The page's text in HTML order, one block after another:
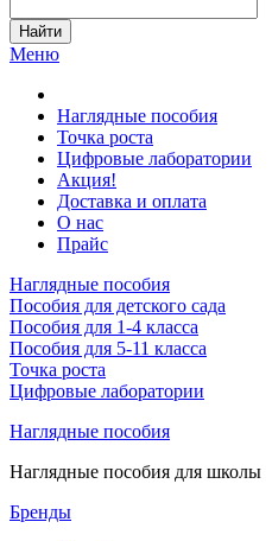
Меню
Наглядные пособия
Точка роста
Цифровые лаборатории
Акция!
Доставка и оплата
О нас
Прайс
Наглядные пособия
Пособия для детского сада
Пособия для 1-4 класса
Пособия для 5-11 класса
Точка роста
Цифровые лаборатории
Наглядные пособия
Наглядные пособия для школы
Бренды